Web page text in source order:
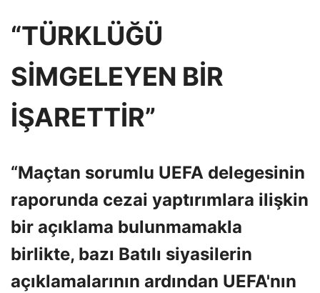
“TÜRKLÜĞÜ
SİMGELEYEN BİR
İŞARETTİR”
“Maçtan sorumlu UEFA delegesinin
raporunda cezai yaptırımlara ilişkin
bir açıklama bulunmamakla
birlikte, bazı Batılı siyasilerin
açıklamalarının ardından UEFA'nın